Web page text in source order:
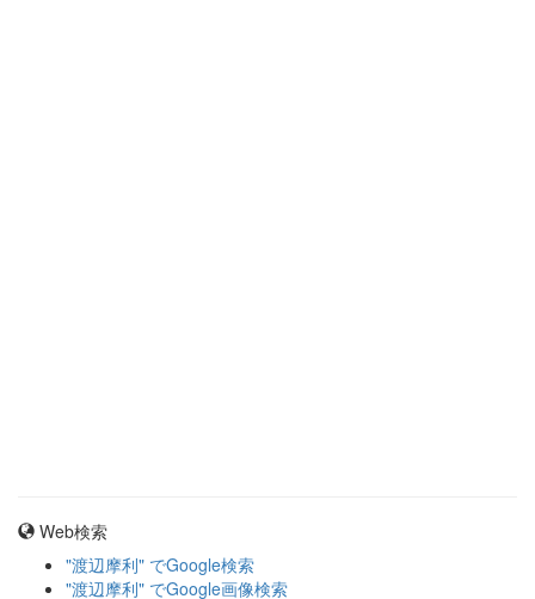
Web検索
"渡辺摩利" でGoogle検索
"渡辺摩利" でGoogle画像検索